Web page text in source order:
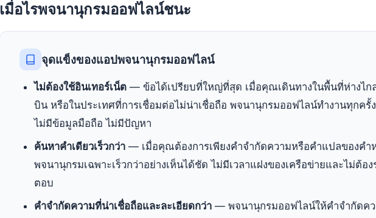
เมื่อไรพจนานุกรมออฟไลน์ชนะ
จุดแข็งของแอปพจนานุกรมออฟไลน์
ไม่ต้องใช้อินเทอร์เน็ต — ข้อได้เปรียบที่ใหญ่ที่สุด เมื่อคุณเดินทางในพื้นที่ห่างไก
บิน หรือในประเทศที่การเชื่อมต่อไม่น่าเชื่อถือ พจนานุกรมออฟไลน์ทำงานทุกครั้
ไม่มีข้อมูลมือถือ ไม่มีปัญหา
ค้นหาคำเดียวเร็วกว่า — เมื่อคุณต้องการเพียงคำจำกัดความหรือคำแปลของคำ
พจนานุกรมเฉพาะเร็วกว่าอย่างเห็นได้ชัด ไม่มีเวลาแฝงของเครือข่ายและไม่ต้อง
ตอบ
คำจำกัดความที่น่าเชื่อถือและละเอียดกว่า — พจนานุกรมออฟไลน์ให้คำจำกัดค